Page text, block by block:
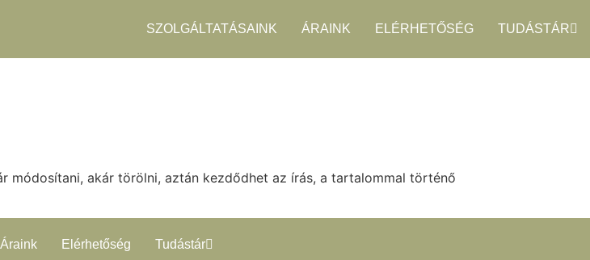
SZOLGÁLTATÁSAINK ÁRAINK ELÉRHETŐSÉG TUDÁSTÁR
módosítani, akár törölni, aztán kezdődhet az írás, a tartalommal történő
Áraink Elérhetőség
Tudástár